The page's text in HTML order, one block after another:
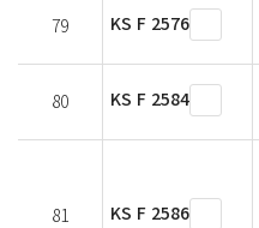
79 KS F 2576
80 KS F 2584
81 KS F 2586